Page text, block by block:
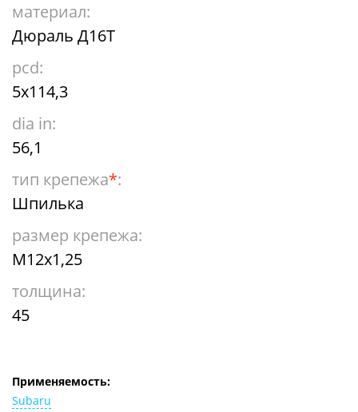
материал:
Дюраль Д16Т
pcd:
5x114,3
dia in:
56,1
тип крепежа*:
Шпилька
размер крепежа:
М12х1,25
толщина:
45
Применяемость:
Subaru